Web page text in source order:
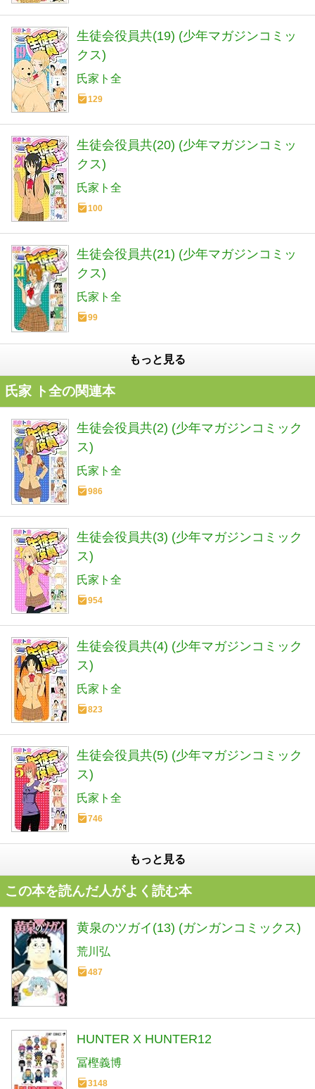
生徒会役員共(19) (少年マガジンコミッ
クス)
氏家ト全
129
生徒会役員共(20) (少年マガジンコミッ
クス)
氏家ト全
100
生徒会役員共(21) (少年マガジンコミッ
クス)
氏家ト全
99
もっと見る
氏家 ト全の関連本
生徒会役員共(2) (少年マガジンコミック
ス)
氏家ト全
986
生徒会役員共(3) (少年マガジンコミック
ス)
氏家ト全
954
生徒会役員共(4) (少年マガジンコミック
ス)
氏家ト全
823
生徒会役員共(5) (少年マガジンコミック
ス)
氏家ト全
746
もっと見る
この本を読んだ人がよく読む本
黄泉のツガイ(13) (ガンガンコミックス)
荒川弘
487
HUNTER X HUNTER12
冨樫義博
3148